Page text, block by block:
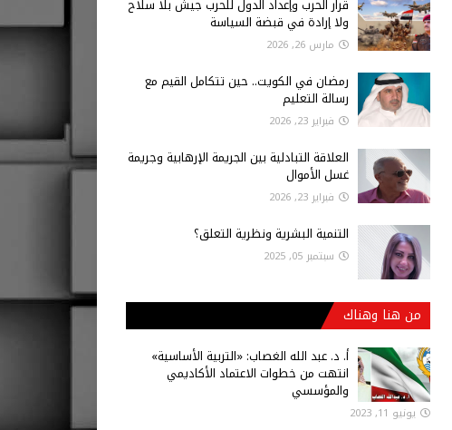
قرار الحرب وإعداد الدول للحرب جيش بلا سلاح
ولا إرادة في قبضة السياسة
مارس 26, 2026
رمضان في الكويت.. حين تتكامل القيم مع
رسالة التعليم
فبراير 23, 2026
العلاقة التبادلية بين الجريمة الإرهابية وجريمة
غسل الأموال
فبراير 23, 2026
التنمية البشرية ونظرية التعلق؟
سبتمبر 05, 2025
من هنا وهناك
أ‌. د. عبد الله الغصاب: «التربية الأساسية»
انتهت من خطوات الاعتماد الأكاديمي
والمؤسسي
يونيو 11, 2023